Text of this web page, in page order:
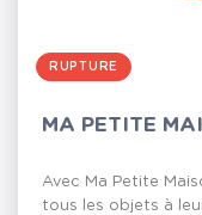
RUPTURE
MA PETITE
Avec Ma Petite
tous les objets à